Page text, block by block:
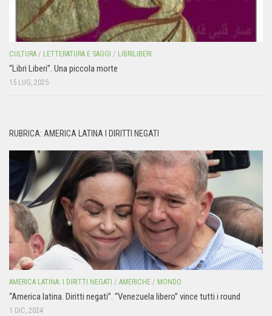
CULTURA / LETTERATURA E SAGGI / LIBRILIBERI
“Libri Liberi”. Una piccola morte
15 LUG, 2025
RUBRICA: AMERICA LATINA I DIRITTI NEGATI
AMERICA LATINA: I DIRITTI NEGATI / AMERICHE / MONDO
“America latina. Diritti negati”. “Venezuela libero” vince tutti i round
1 DIC, 2024